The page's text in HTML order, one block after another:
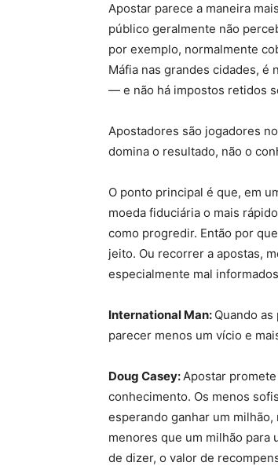
Apostar parece a maneira
público geralmente não
por exemplo, normalmente
Máfia nas grandes cidades, é
— e não há impostos retidos
Apostadores são jogadores
domina o resultado, não o
O ponto principal é que, em
moeda fiduciária o mais
como progredir. Então por
jeito. Ou recorrer a apostas,
especialmente mal
International Man: Quando
parecer menos um vício e
Doug Casey:Apostar
conhecimento. Os menos
esperando ganhar um
menores que um milhão para
de dizer, o valor de